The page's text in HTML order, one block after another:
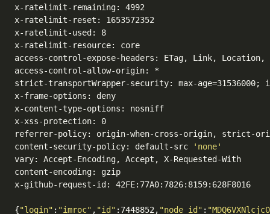
x-ratelimit-remaining: 4992
x-ratelimit-reset: 1653572352
x-ratelimit-used: 8
x-ratelimit-resource: core
access-control-expose-headers: ETag, Link, Location,
access-control-allow-origin: *
strict-transportWrapper-security: max-age=31536000;
x-frame-options: deny
x-content-type-options: nosniff
x-xss-protection: 0
referrer-policy: origin-when-cross-origin, strict-
content-security-policy: default-src
'none'
vary: Accept-Encoding, Accept, X-Requested-With
content-encoding: gzip
x-github-request-id: 42FE:77A0:7826:8159:628F8016
{"login" : "imroc" , "id" :7448852, "node_id" :